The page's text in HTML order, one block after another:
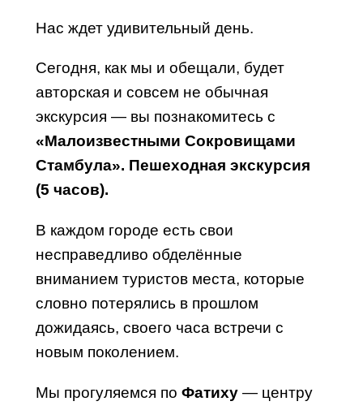
Нас ждет удивительный день.
Сегодня, как мы и обещали, будет
авторская и совсем не обычная
экскурсия — вы познакомитесь с
«Малоизвестными Сокровищами
Стамбула». Пешеходная экскурсия
(5 часов).
В каждом городе есть свои
несправедливо обделённые
вниманием туристов места, которые
словно потерялись в прошлом
дожидаясь, своего часа встречи с
новым поколением.
Мы прогуляемся по Фатиху — центру